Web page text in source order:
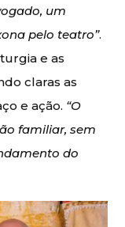
um
pelo teatro”.
e as
claras as
e ação. “O
familiar, sem
do